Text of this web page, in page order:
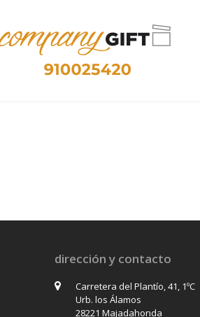
dirección y contacto
Carretera del Plantío, 41, 1ºC
Urb. los Álamos
28221 Majadahonda